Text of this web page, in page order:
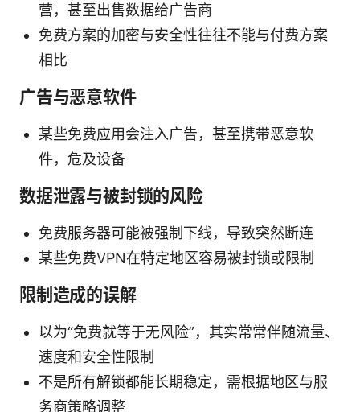
营，甚至出售数据给广告商
免费方案的加密与安全性往往不能与付费方案
相比
广告与恶意软件
某些免费应用会注入广告，甚至携带恶意软
件，危及设备
数据泄露与被封锁的风险
免费服务器可能被强制下线，导致突然断连
某些免费VPN在特定地区容易被封锁或限制
限制造成的误解
以为“免费就等于无风险”，其实常常伴随流量、
速度和安全性限制
不是所有解锁都能长期稳定，需根据地区与服
务商策略调整